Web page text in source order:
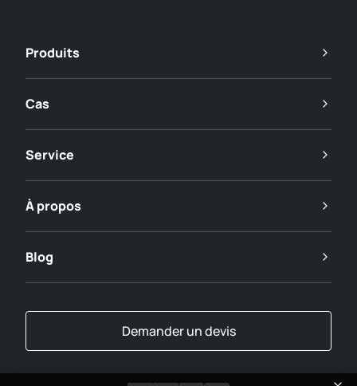
Produits
Cas
Service
À propos
Blog
Demander un devis